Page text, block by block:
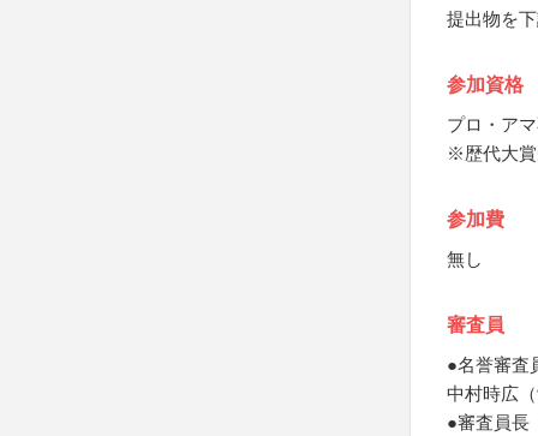
提出物を
参加資格
プロ・ア
※歴代大賞
参加費
無し
審査員
●名誉審査
中村時広
●審査員長